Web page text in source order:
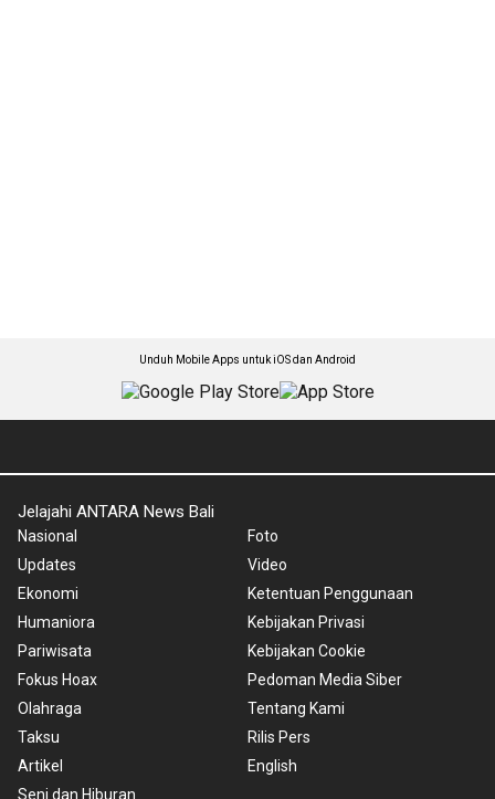
Unduh Mobile Apps untuk iOS dan Android
Jelajahi ANTARA News Bali
Nasional
Updates
Ekonomi
Humaniora
Pariwisata
Fokus Hoax
Olahraga
Taksu
Artikel
Seni dan Hiburan
Foto
Video
Ketentuan Penggunaan
Kebijakan Privasi
Kebijakan Cookie
Pedoman Media Siber
Tentang Kami
Rilis Pers
English